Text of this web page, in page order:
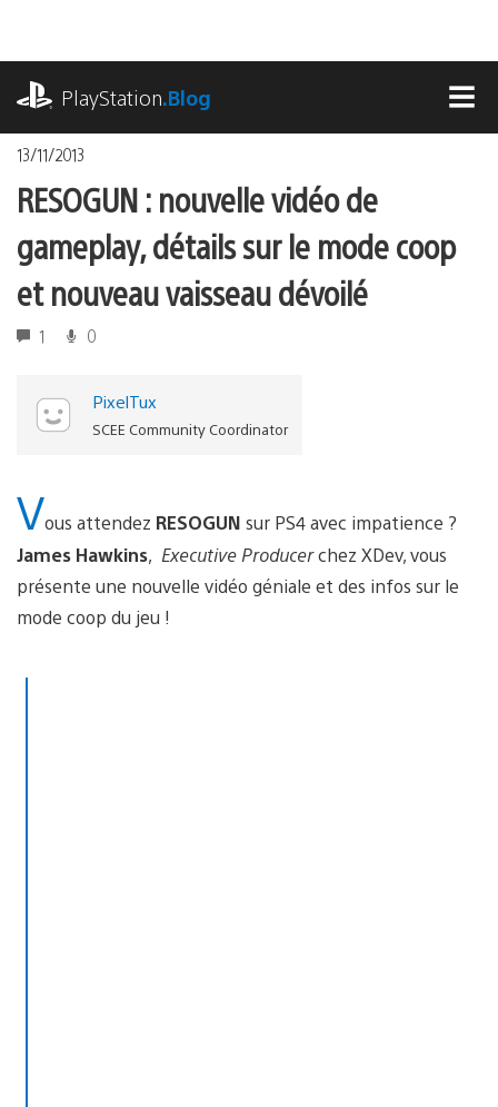
contenu
PlayStation.Blog
13/11/2013
RESOGUN : nouvelle vidéo de
gameplay, détails sur le mode coop
et nouveau vaisseau dévoilé
1 0
PixelTux
SCEE Community Coordinator
Vous attendez RESOGUN sur PS4 avec impatience ?
James Hawkins, Executive Producerchez XDev, vous
présente une nouvelle vidéo géniale et des infos sur le
mode coop du jeu !